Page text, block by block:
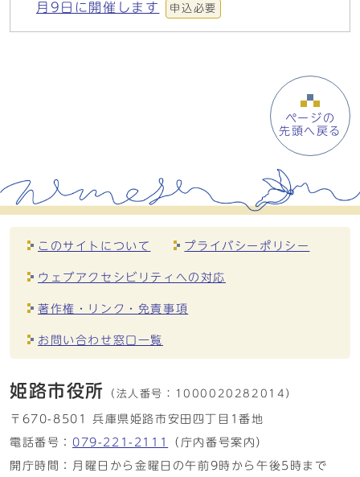
月9日に開催します
申込必要
ページの
先頭へ戻る
このサイトについて プライバシーポリシー
ウェブアクセシビリティへの対応
著作権・リンク・免責事項
お問い合わせ窓口一覧
姫路市役所 （法人番号： 1000020282014）
〒670-8501 兵庫県姫路市安田四丁目1番地
電話番号： 079-221-2111
（庁内番号案内）
開庁時間：月曜日から金曜日の午前9時から午後5時まで